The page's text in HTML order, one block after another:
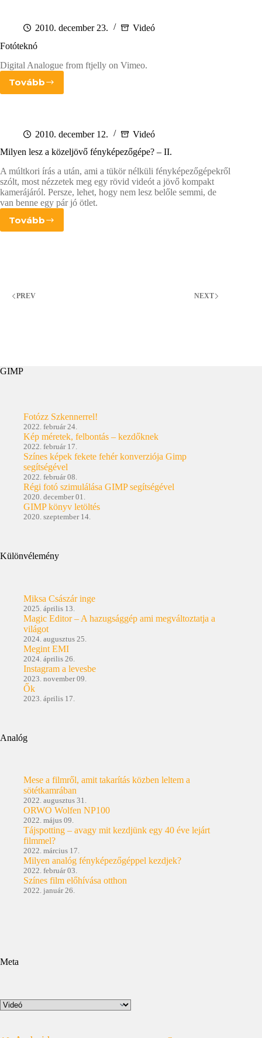
kis
2010. december 23.
Videó
Fotóteknó
Digital Analogue from ftjelly on Vimeo.
TovábbFotóteknó
2010. december 12.
Videó
Milyen lesz a közeljövő fényképezőgépe? – II.
A múltkori írás a után, ami a tükör nélküli fényképezőgépekről
szólt, most nézzetek meg egy rövid videót a jövő kompakt
kamerájáról. Persze, lehet, hogy nem lesz belőle semmi, de
van benne egy pár jó ötlet.
Tovább
Milyen
II.
PREV NEXT
GIMP
Fotózz Szkennerrel!
2022. február 24.
Kép méretek, felbontás – kezdőknek
2022. február 17.
Színes képek fekete fehér konverziója Gimp
segítségével
2022. február 08.
Régi fotó szimulálása GIMP segítségével
2020. december 01.
GIMP könyv letöltés
2020. szeptember 14.
Különvélemény
Miksa Császár inge
2025. április 13.
Magic Editor – A hazugsággép ami megváltoztatja a
világot
2024. augusztus 25.
Megint EMI
2024. április 26.
Instagram a levesbe
2023. november 09.
Ők
2023. április 17.
Analóg
Mese a filmről, amit takarítás közben leltem a
sötétkamrában
2022. augusztus 31.
ORWO Wolfen NP100
2022. május 09.
Tájspotting – avagy mit kezdjünk egy 40 éve lejárt
filmmel?
2022. március 17.
Milyen analóg fényképezőgéppel kezdjek?
2022. február 03.
Színes film előhívása otthon
2022. január 26.
Meta
Kategóriák